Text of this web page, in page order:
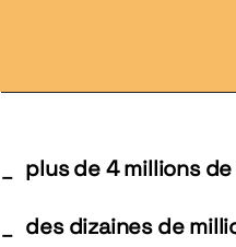
plus de 4 millions
des dizaines de